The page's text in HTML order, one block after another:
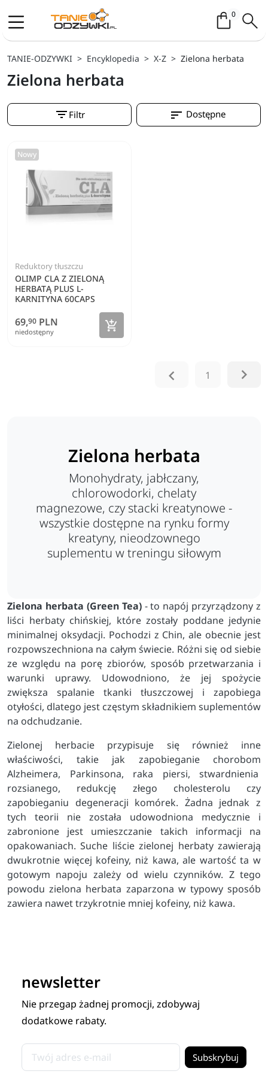
0Koszyk /
TANIE-ODZYWKI Encyklopedia X-Z Zielona herbata
Zielona herbata
filter_list Filtr sort Dostępne
Nowy
Reduktory tłuszczu
OLIMP CLA Z ZIELONĄ
HERBATĄ PLUS L-
KARNITYNA 60CAPS
69,90 PLN
niedostępny 
 1 
Zielona herbata
Monohydraty, jabłczany,
chlorowodorki, chelaty
magnezowe, czy stacki kreatynowe -
wszystkie dostępne na rynku formy
kreatyny, nieodzownego
suplementu w treningu siłowym
Zielona herbata (Green Tea)- to napój przyrządzony z
liści herbaty chińskiej, które zostały poddane jedynie
minimalnej oksydacji. Pochodzi z Chin, ale obecnie jest
rozpowszechniona na całym świecie. Różni się od siebie
ze względu na porę zbiorów, sposób przetwarzania i
warunki uprawy. Udowodniono, że jej spożycie
zwiększa spalanie tkanki tłuszczowej i zapobiega
otyłości, dlatego jest częstym składnikiem suplementów
na odchudzanie.
Zielonej herbacie przypisuje się również inne
właściwości, takie jak zapobieganie chorobom
Alzheimera, Parkinsona, raka piersi, stwardnienia
rozsianego, redukcję złego cholesterolu czy
zapobieganiu degeneracji komórek. Żadna jednak z
tych teorii nie została udowodniona medycznie i
zabronione jest umieszczanie takich informacji na
opakowaniach. Suche liście zielonej herbaty zawierają
dwukrotnie więcej kofeiny, niż kawa, ale wartość ta w
gotowym napoju zależy od wielu czynników. Z tego
powodu zielona herbata zaparzona w typowy sposób
zawiera nawet trzykrotnie mniej kofeiny, niż kawa.
newsletter
Nie przegap żadnej promocji, zdobywaj
dodatkowe rabaty.